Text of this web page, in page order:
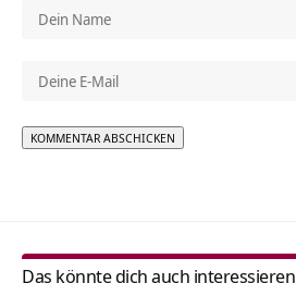
Das könnte dich auch interessieren